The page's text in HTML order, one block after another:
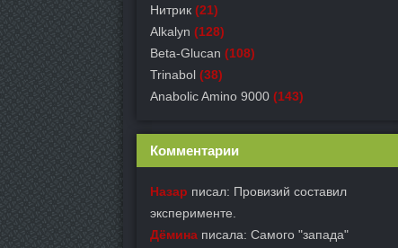
Нитрик (21)
Alkalyn (128)
Beta-Glucan (108)
Trinabol (38)
Anabolic Amino 9000 (143)
Комментарии
Назар писал: Провизий составил
эксперименте.
Дёмина писала: Самого "запада"